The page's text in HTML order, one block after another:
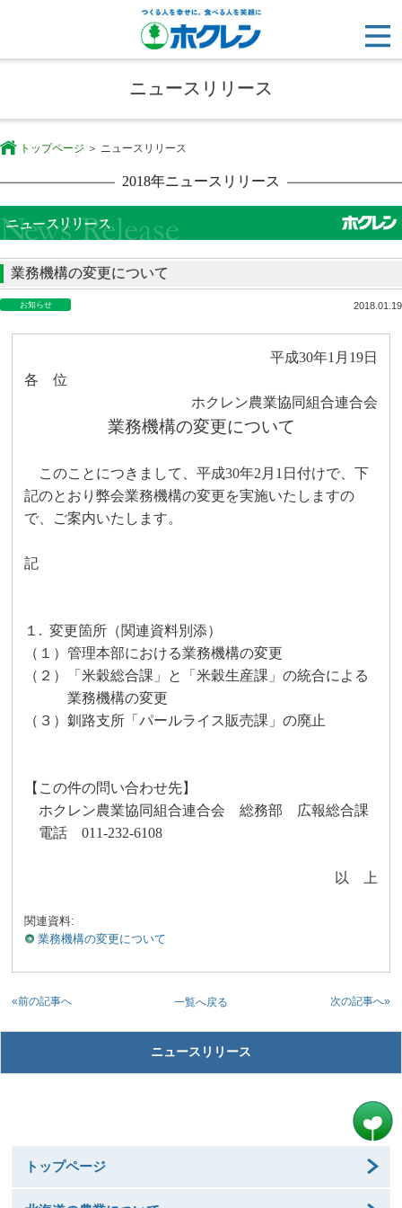
ニュースリリース
トップページ ニュースリリース
2018年ニュースリリース
業務機構の変更について
お知らせ 2018.01.19
平成30年1 月 19日
各 位
ホクレン農業協同組合連合会
業務機構の変更について
このことにつきまして、平成30年2 月 1 日付けで、下
記のとおり弊会業務機構の変更を実施いたしますの
で、ご案内いたします。
記
１. 変更箇所（関連資料別添）
（１）管理本部における業務機構の変更
（２）
「米穀総合課」と「米穀生産課」の統合による
業務機構の変更
（３）釧路支所「パールライス販売課」の廃止
【この件の問い合わせ先】
ホクレン農業協同組合連合会 総務部 広報総合課
電話011-232-6108
以 上
関連資料:
業務機構の変更について
一覧へ戻る
«前の記事へ 次の記事へ»
ニュースリリース
トップページ